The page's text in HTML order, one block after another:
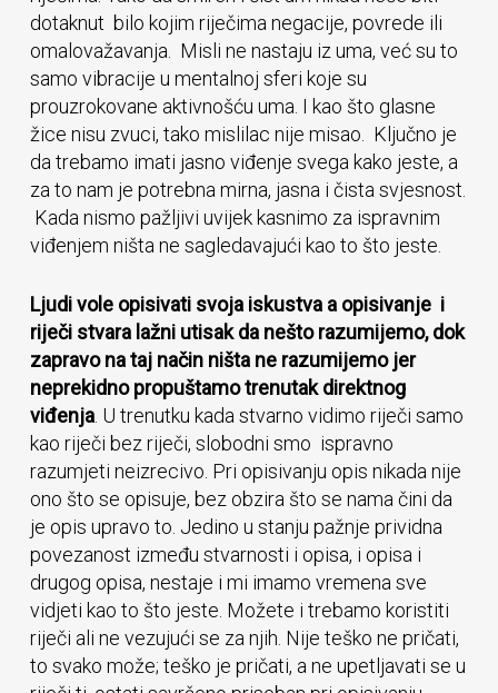
dotaknut bilo kojim riječima negacije, povrede ili
omalovažavanja. Misli ne nastaju iz uma, već su to
samo vibracije u mentalnoj sferi koje su
prouzrokovane aktivnošću uma. I kao što glasne
žice nisu zvuci, tako mislilac nije misao. Ključno je
da trebamo imati jasno viđenje svega kako jeste, a
za to nam je potrebna mirna, jasna i čista svjesnost.
Kada nismo pažljivi uvijek kasnimo za ispravnim
viđenjem ništa ne sagledavajući kao to što jeste.
Ljudi vole opisivati svoja iskustva a opisivanje i
riječi stvara lažni utisak da nešto razumijemo, dok
zapravo na taj način ništa ne razumijemo jer
neprekidno propuštamo trenutak direktnog
viđenja. U trenutku kada stvarno vidimo riječi samo
kao riječi bez riječi, slobodni smo ispravno
razumjeti neizrecivo. Pri opisivanju opis nikada nije
ono što se opisuje, bez obzira što se nama čini da
je opis upravo to. Jedino u stanju pažnje prividna
povezanost između stvarnosti i opisa, i opisa i
drugog opisa, nestaje i mi imamo vremena sve
vidjeti kao to što jeste. Možete i trebamo koristiti
riječi ali ne vezujući se za njih. Nije teško ne pričati,
to svako može; teško je pričati, a ne upetljavati se u